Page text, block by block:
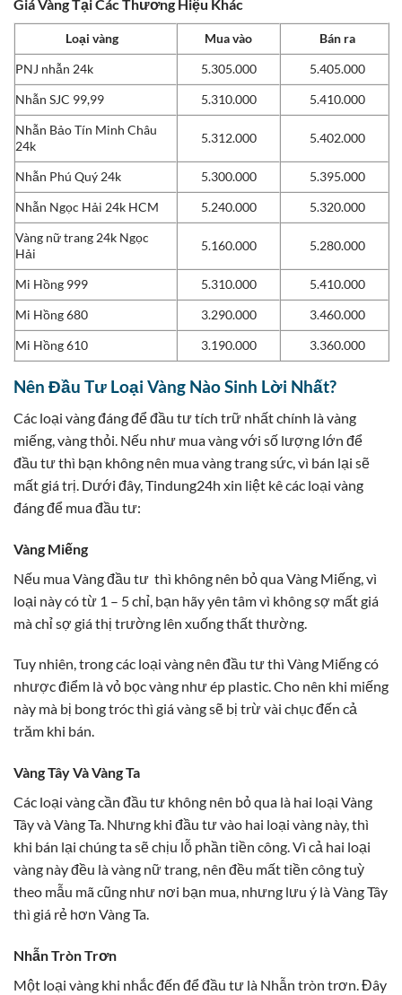
Giá Vàng Tại Các Thương Hiệu Khác
Loại vàng Mua vào
Bán ra
PNJ nhẫn 24k
5.305.000
5.405.000
Nhẫn SJC 99,99
5.310.000
5.410.000
Nhẫn Bảo Tín Minh Châu
24k
5.312.000 5.402.000
Nhẫn Phú Quý 24k 5.300.000
5.395.000
Nhẫn Ngọc Hải 24k HCM
5.240.000
5.320.000
Vàng nữ trang 24k Ngọc
Hải
5.160.000 5.280.000
Mi Hồng 999 5.310.000
5.410.000
Mi Hồng 680
3.290.000
3.460.000
Mi Hồng 610
3.190.000 3.360.000
Nên Đầu Tư Loại Vàng Nào Sinh Lời Nhất?
Các loại vàng đáng để đầu tư tích trữ nhất chính là vàng
miếng, vàng thỏi. Nếu như mua vàng với số lượng lớn để
đầu tư thì bạn không nên mua vàng trang sức, vì bán lại sẽ
mất giá trị. Dưới đây, Tindung24h xin liệt kê các loại vàng
đáng để mua đầu tư:
Vàng Miếng
Nếu mua Vàng đầu tư thì không nên bỏ qua Vàng Miếng, vì
loại này có từ 1 – 5 chỉ, bạn hãy yên tâm vì không sợ mất giá
mà chỉ sợ giá thị trường lên xuống thất thường.
Tuy nhiên, trong các loại vàng nên đầu tư thì Vàng Miếng có
nhược điểm là vỏ bọc vàng như ép plastic. Cho nên khi miếng
này mà bị bong tróc thì giá vàng sẽ bị trừ vài chục đến cả
trăm khi bán.
Vàng Tây Và Vàng Ta
Các loại vàng cần đầu tư không nên bỏ qua là hai loại Vàng
Tây và Vàng Ta. Nhưng khi đầu tư vào hai loại vàng này, thì
khi bán lại chúng ta sẽ chịu lỗ phần tiền công. Vì cả hai loại
vàng này đều là vàng nữ trang, nên đều mất tiền công tuỳ
theo mẫu mã cũng như nơi bạn mua, nhưng lưu ý là Vàng Tây
thì giá rẻ hơn Vàng Ta.
Nhẫn Tròn Trơn
Một loại vàng khi nhắc đến để đầu tư là Nhẫn tròn trơn. Đây